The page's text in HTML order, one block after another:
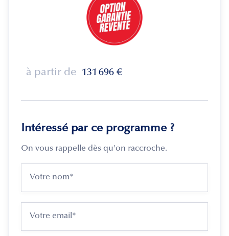
à partir de 131 696 €
Intéressé par ce programme ?
On vous rappelle dès qu'on raccroche.